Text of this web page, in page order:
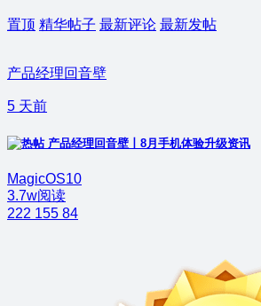
置顶 精华帖子 最新评论 最新发帖
产品经理回音壁
5 天前
产品经理回音壁丨8月手机体验升级资讯
MagicOS10
3.7w阅读
222 155 84